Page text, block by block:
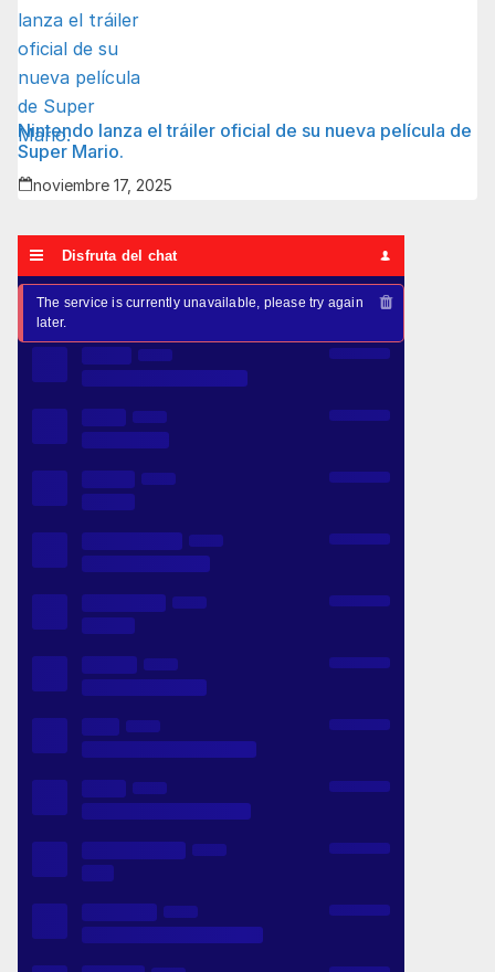
Nintendo lanza el tráiler oficial de su nueva película de
Super Mario.
noviembre 17, 2025